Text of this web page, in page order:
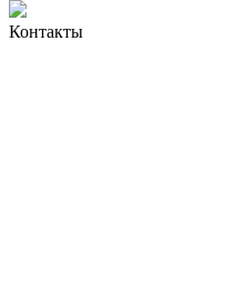
Контакты